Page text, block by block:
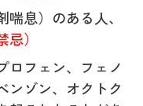
喘息）のある人、
忌）
ロフェン、フェノ
ンゾン、オクトク